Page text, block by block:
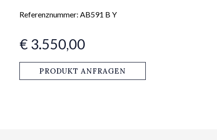
Referenznummer: AB591 B Y
€ 3.550,00
PRODUKT ANFRAGEN